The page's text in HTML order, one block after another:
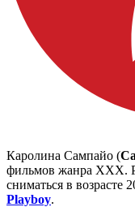
Каролина Сампайо (
фильмов жанра XXX.
сниматься в возрасте
Playboy.